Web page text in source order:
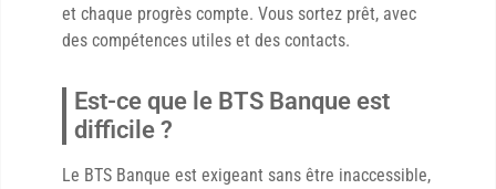
et chaque progrès compte. Vous sortez prêt, avec
des compétences utiles et des contacts.
Est-ce que le BTS Banque est
difficile ?
Le BTS Banque est exigeant sans être inaccessible,